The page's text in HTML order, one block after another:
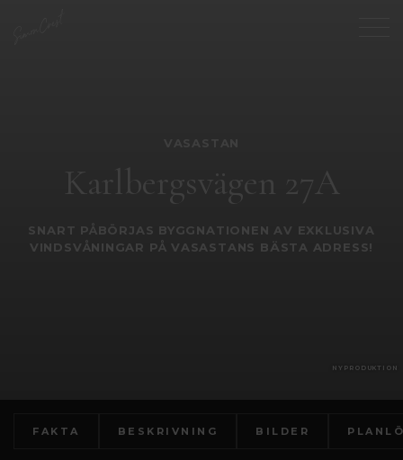
NYPRODUKTION
Karlbergsvägen 27A
SNART PÅBÖRJAS BYGGNATIONEN AV EXKLUSIVA
VINDSVÅNINGAR PÅ VASASTANS BÄSTA ADRESS!
FAKTA BESKRIVNING BILDER